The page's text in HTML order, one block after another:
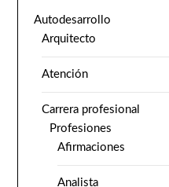
Autodesarrollo
Arquitecto
Atención
Carrera profesional
Profesiones
Afirmaciones
Analista